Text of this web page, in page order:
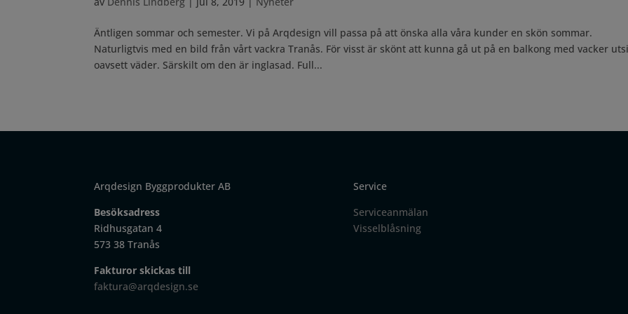
Äntligen sommar och semester. Vi på Arqdesign vill passa på att önska alla våra kunder en skön sommar.
Naturligtvis med en bild från vårt vackra Tranås. För visst är skönt att kunna gå ut på en balkong med vacker
oavsett väder. Särskilt om den är inglasad. Full...
Arqdesign Byggprodukter AB
Besöksadress
Ridhusgatan 4
573 38 Tranås
Fakturor skickas till
faktura@arqdesign.se
Service
Serviceanmälan
Visselblåsning